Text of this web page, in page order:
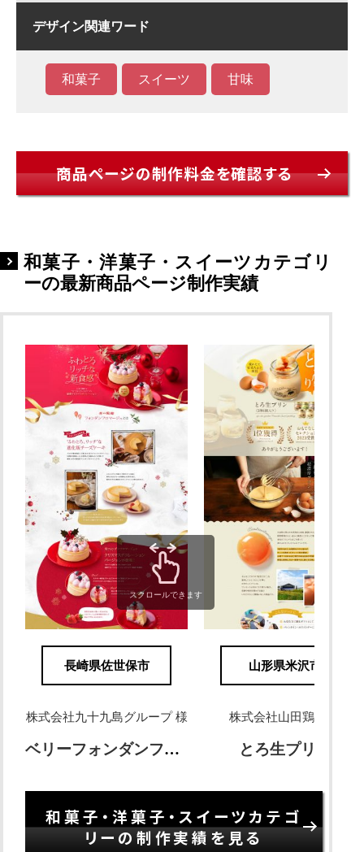
デザイン関連ワード
和菓子 スイーツ 甘味
商品ページの制作料金を確認する
和菓子・洋菓子・スイーツカテゴリ
ーの最新商品ページ制作実績
長崎県佐世保市
株式会社九十九島グループ 様
ベリーフォンダンフロマージュ
山形県米沢市
株式会社山田鶏卵 様
とろ生プリン
スクロールできます
和菓子・洋菓子・スイーツカテゴ
リーの制作実績を見る